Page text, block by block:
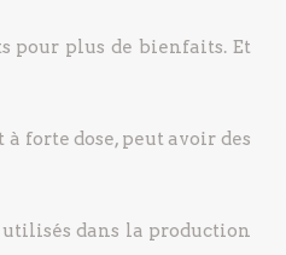
pour plus de bienfaits. Et
forte dose, peut avoir des
dans la production